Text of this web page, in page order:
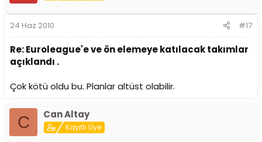
24 Haz 2010 #17
Re: Euroleague'e ve ön elemeye katılacak takımlar
açıklandı .
Çok kötü oldu bu. Planlar altüst olabilir.
C Can Altay
Kayıtlı Üye